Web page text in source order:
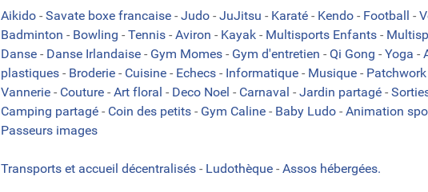
Aikido - Savate boxe francaise - Judo - JuJitsu - Karaté - Kendo - Football -
Badminton - Bowling - Tennis - Aviron - Kayak - Multisports Enfants -
Danse - Danse Irlandaise - Gym Momes - Gym d'entretien - Qi Gong - Yoga -
plastiques - Broderie - Cuisine - Echecs - Informatique - Musique - Patchwork
Vannerie - Couture - Art floral - Deco Noel - Carnaval - Jardin partagé -
Camping partagé - Coin des petits - Gym Caline - Baby Ludo - Animation
Passeurs images
Transports et accueil décentralisés - Ludothèque - Assos hébergées.